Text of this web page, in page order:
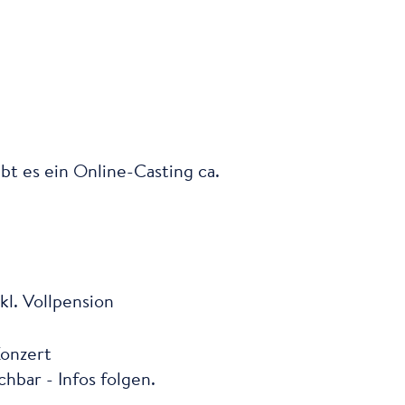
es ein Online-Casting ca.
Vollpension
- Infos folgen.